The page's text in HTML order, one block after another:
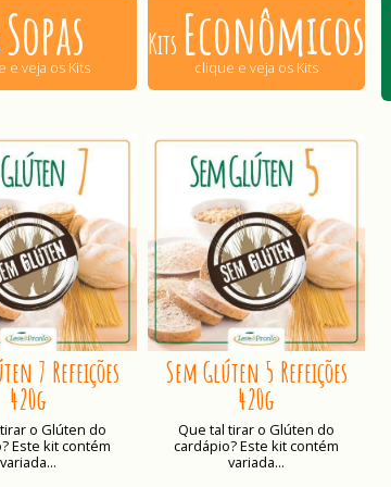
Sopas
e veja os Kits
Kits Econômicos
clique e veja os Kits
7 Refeições
420g
o Glúten do
Este kit contém
variada...
Sem Glúten 5 Refeições
420g
Que tal tirar o Glúten do
cardápio? Este kit contém
variada...